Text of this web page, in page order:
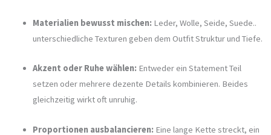
Materialien bewusst mischen: Leder, Wolle, Seide, Suede..
unterschiedliche Texturen geben dem Outfit Struktur und Tiefe.
Akzent oder Ruhe wählen: Entweder ein Statement Teil
setzen oder mehrere dezente Details kombinieren. Beides
gleichzeitig wirkt oft unruhig.
Proportionen ausbalancieren: Eine lange Kette streckt, ein